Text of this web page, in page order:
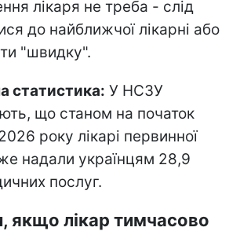
лікаря не треба - слід
до найближчої лікарні або
"швидку".
статистика: У НСЗУ
що станом на початок
року лікарі первинної
надали українцям 28,9
послуг.
якщо лікар тимчасово